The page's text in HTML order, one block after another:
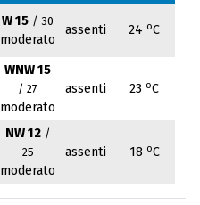
W 15 / 30
moderato
assenti 24 oC
WNW 15
/ 27
moderato
assenti 23 oC
NW 12 /
25
moderato
assenti 18 oC